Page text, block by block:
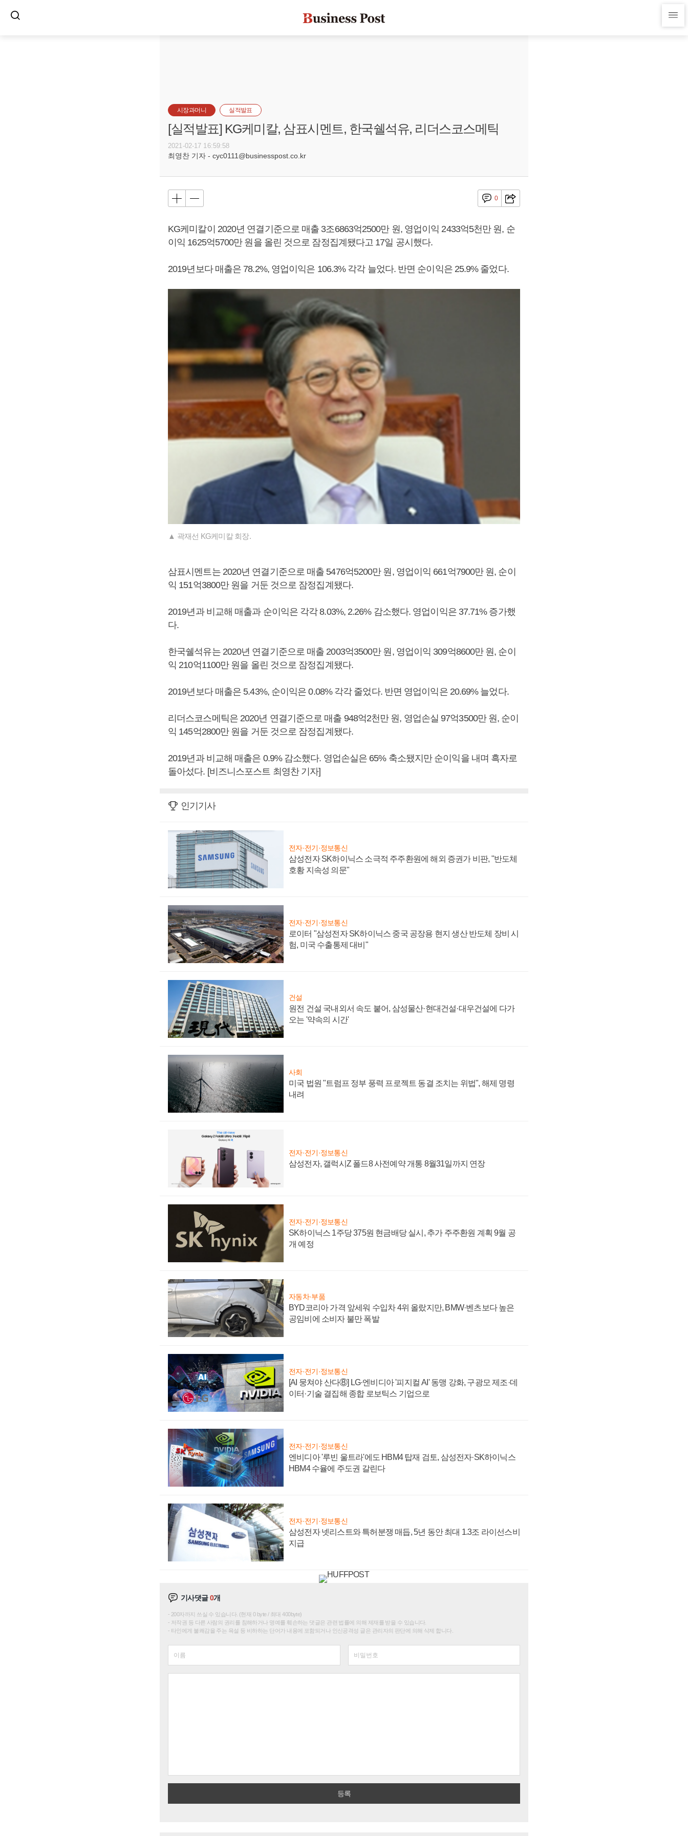
시장과머니 실적발표
[실적발표] KG케미칼, 삼표시멘트, 한국쉘석유, 리더스코스메틱
2021-02-17 16:59:58
최영찬 기자 - cyc0111@businesspost.co.kr
0
KG케미칼이 2020년 연결기준으로 매출 3조6863억2500만 원, 영업이익 2433억5천만 원, 순
이익 1625억5700만 원을 올린 것으로 잠정집계됐다고 17일 공시했다.
2019년보다 매출은 78.2%, 영업이익은 106.3% 각각 늘었다. 반면 순이익은 25.9% 줄었다.
▲ 곽재선 KG케미칼 회장.
삼표시멘트는 2020년 연결기준으로 매출 5476억5200만 원, 영업이익 661억7900만 원, 순이
익 151억3800만 원을 거둔 것으로 잠정집계됐다.
2019년과 비교해 매출과 순이익은 각각 8.03%, 2.26% 감소했다. 영업이익은 37.71% 증가했
다.
한국쉘석유는 2020년 연결기준으로 매출 2003억3500만 원, 영업이익 309억8600만 원, 순이
익 210억1100만 원을 올린 것으로 잠정집계됐다.
2019년보다 매출은 5.43%, 순이익은 0.08% 각각 줄었다. 반면 영업이익은 20.69% 늘었다.
리더스코스메틱은 2020년 연결기준으로 매출 948억2천만 원, 영업손실 97억3500만 원, 순이
익 145억2800만 원을 거둔 것으로 잠정집계됐다.
2019년과 비교해 매출은 0.9% 감소했다. 영업손실은 65% 축소됐지만 순이익을 내며 흑자로
돌아섰다. [비즈니스포스트 최영찬 기자]
인기기사
전자·전기·정보통신
삼성전자 SK하이닉스 소극적 주주환원에 해외 증권가 비판, "반도체
호황 지속성 의문"
전자·전기·정보통신
로이터 "삼성전자 SK하이닉스 중국 공장용 현지 생산 반도체 장비 시
험, 미국 수출통제 대비"
건설
원전 건설 국내외서 속도 붙어, 삼성물산·현대건설·대우건설에 다가
오는 '약속의 시간'
사회
미국 법원 "트럼프 정부 풍력 프로젝트 동결 조치는 위법", 해제 명령
내려
전자·전기·정보통신
삼성전자, 갤럭시Z 폴드8 사전예약 개통 8월31일까지 연장
전자·전기·정보통신
SK하이닉스 1주당 375원 현금배당 실시, 추가 주주환원 계획 9월 공
개 예정
자동차·부품
BYD코리아 가격 앞세워 수입차 4위 올랐지만, BMW·벤츠보다 높은
공임비에 소비자 불만 폭발
전자·전기·정보통신
[AI 뭉쳐야 산다⑧] LG·엔비디아 '피지컬 AI' 동맹 강화, 구광모 제조·데
이터·기술 결집해 종합 로보틱스 기업으로
전자·전기·정보통신
엔비디아 '루빈 울트라'에도 HBM4 탑재 검토, 삼성전자·SK하이닉스
HBM4 수율에 주도권 갈린다
전자·전기·정보통신
삼성전자 넷리스트와 특허분쟁 매듭, 5년 동안 최대 1.3조 라이선스비
지급
기사댓글0개
200자까지 쓰실 수 있습니다. (현재 0 byte / 최대 400byte)
저작권 등 다른 사람의 권리를 침해하거나 명예를 훼손하는 댓글은 관련 법률에 의해 제재를 받을 수 있습니다.
타인에게 불쾌감을 주는 욕설 등 비하하는 단어가 내용에 포함되거나 인신공격성 글은 관리자의 판단에 의해 삭제 합니다.